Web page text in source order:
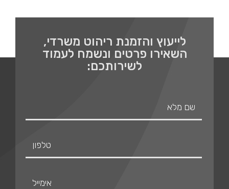
לייעוץ והזמנת ריהוט משרדי,
השאירו פרטים ונשמח לעמוד
לשירותכם: